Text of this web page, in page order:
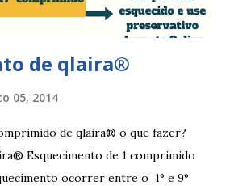
de qlaira®
05, 2014
de qlaira® o que fazer?
Esquecimento de 1 comprimido
ocorrer entre o 1° e 9°